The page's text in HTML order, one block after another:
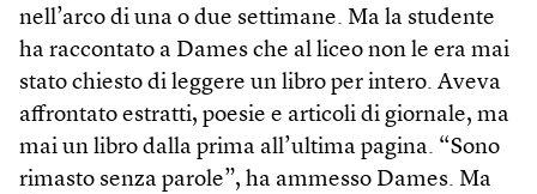
nell’arco di una o due settimane. Ma la studente
ha raccontato a Dames che al liceo non le era mai
stato chiesto di leggere un libro per intero. Aveva
affrontato estratti, poesie e articoli di giornale, ma
mai un libro dalla prima all’ultima pagina. “Sono
rimasto senza parole”, ha ammesso Dames. Ma